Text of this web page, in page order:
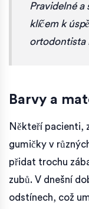
Pravidelné a
klíčem k
ortodontista
Barvy a
Někteří pacienti,
gumičky v
přidat trochu
zubů. V dnešní
odstínech, což